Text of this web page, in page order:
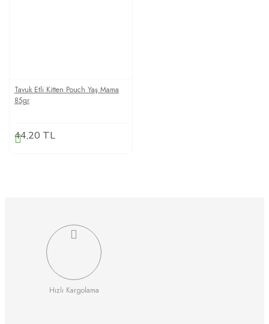
Tavuk Etli Kitten Pouch Yaş Mama
85gr
44,20 TL
Hızlı Kargolama